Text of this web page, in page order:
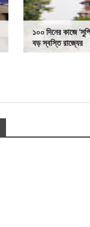
১০০ দিনের কাজে
বড় স্বস্তি রাজ্যের